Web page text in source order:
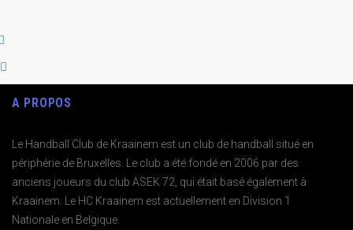
A PROPOS
Le Handball Club de Kraainem est un club de handball situé en
périphérie de Bruxelles. Le club a été fondé en 2006 par des
anciens joueurs du club ASEK 72, qui était basé également à
Kraainem. Le HC Kraainem est actuellement en Division 1
Nationale en Belgique.